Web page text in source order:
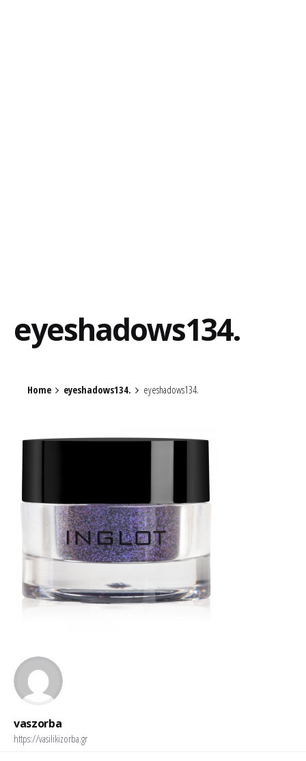
eyeshadows134.
Home eyeshadows134. eyeshadows134.
vaszorba
https://vasilikizorba.gr